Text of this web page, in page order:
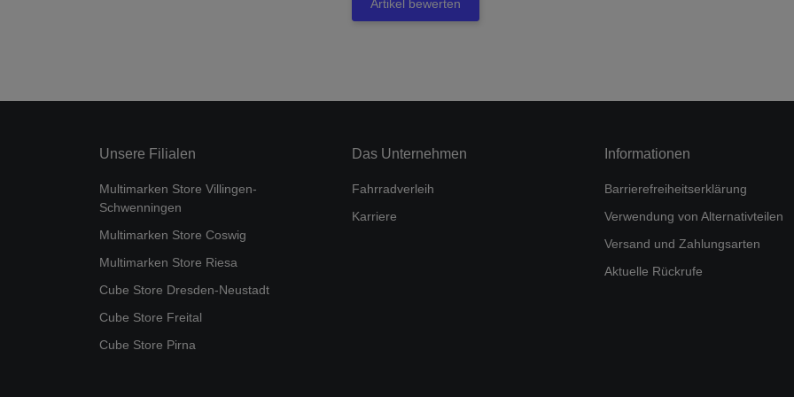
Artikel bewerten
Unsere Filialen
Multimarken Store Villingen-
Schwenningen
Multimarken Store Coswig
Multimarken Store Riesa
Cube Store Dresden-Neustadt
Cube Store Freital
Cube Store Pirna
Das Unternehmen
Fahrradverleih
Karriere
Informationen
Barrierefreiheitserklärung
Verwendung von Alternativteilen
Versand und Zahlungsarten
Aktuelle Rückrufe